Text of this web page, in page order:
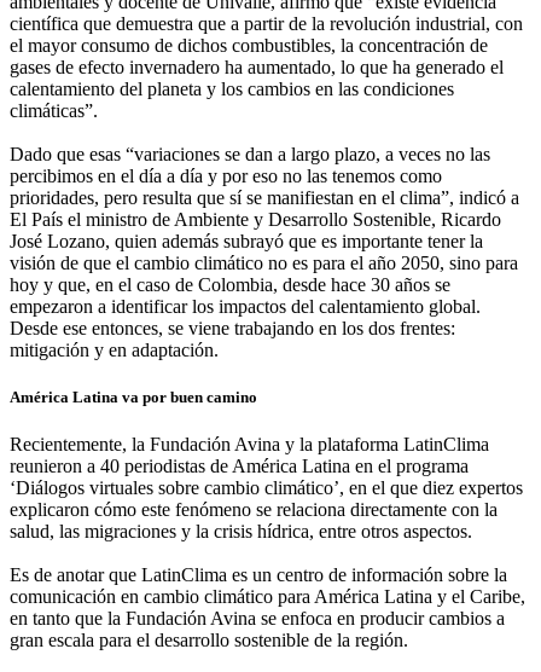
científica que demuestra que a partir de la revolución industrial, con
el mayor consumo de dichos combustibles, la concentración de
gases de efecto invernadero ha aumentado, lo que ha generado el
calentamiento del planeta y los cambios en las condiciones
climáticas”.
Dado que esas “variaciones se dan a largo plazo, a veces no las
percibimos en el día a día y por eso no las tenemos como
prioridades, pero resulta que sí se manifiestan en el clima”, indicó a
El País el ministro de Ambiente y Desarrollo Sostenible, Ricardo
José Lozano, quien además subrayó que es importante tener la
visión de que el cambio climático no es para el año 2050, sino para
hoy y que, en el caso de Colombia, desde hace 30 años se
empezaron a identificar los impactos del calentamiento global.
Desde ese entonces, se viene trabajando en los dos frentes:
mitigación y en adaptación.
América Latina va por buen camino
Recientemente, la Fundación Avina y la plataforma LatinClima
reunieron a 40 periodistas de América Latina en el programa
‘Diálogos virtuales sobre cambio climático’, en el que diez expertos
explicaron cómo este fenómeno se relaciona directamente con la
salud, las migraciones y la crisis hídrica, entre otros aspectos.
Es de anotar que LatinClima es un centro de información sobre la
comunicación en cambio climático para América Latina y el Caribe,
en tanto que la Fundación Avina se enfoca en producir cambios a
gran escala para el desarrollo sostenible de la región.